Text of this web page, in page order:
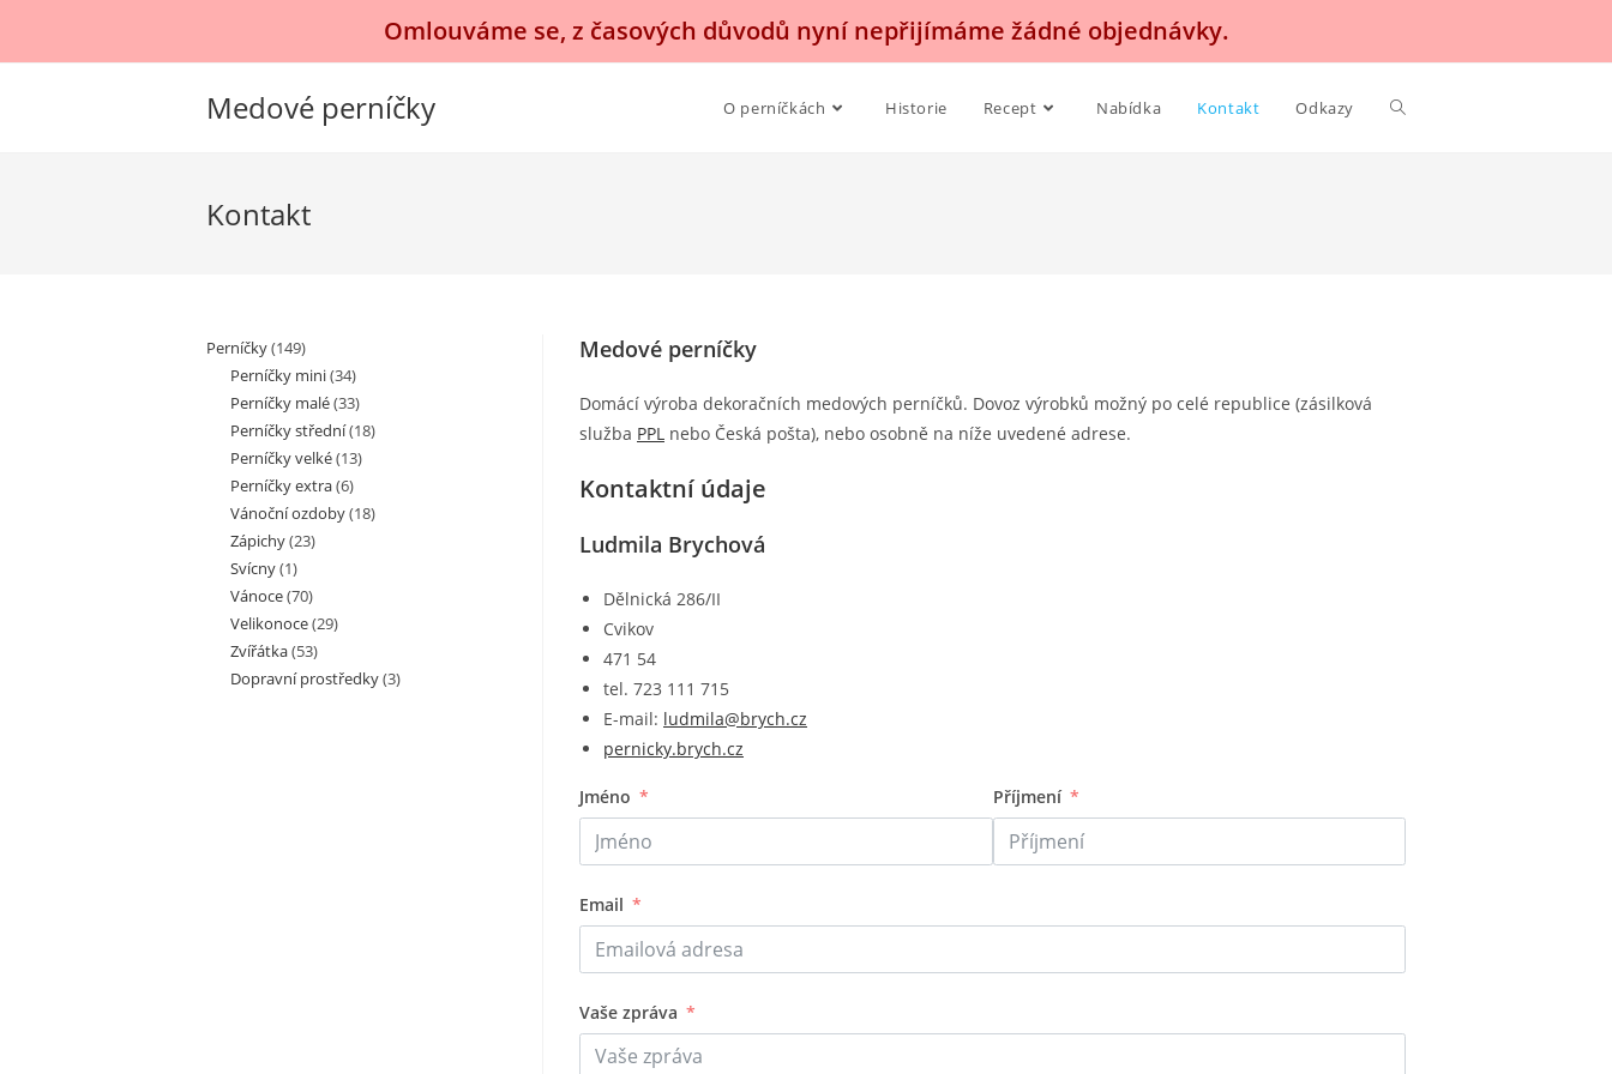
Omlouváme se, z časových důvodů nyní nepřijímáme žádné objednávky.
Medové perníčky O perníčkách Historie Recept Nabídka Kontakt Odkazy
Kontakt
Medové perníčky
Domácí výroba dekoračních medových perníčků. Dovoz výrobků možný po celé republice (zásilková
služba PPL nebo Česká pošta), nebo osobně na níže uvedené adrese.
Kontaktní údaje
Ludmila Brychová
Dělnická 286/II
Cvikov
471 54
tel. 723 111 715
E-mail: ludmila@brych.cz
pernicky.brych.cz
Jméno Příjmení
Email
Vaše zpráva
Perníčky(149)
Perníčky mini(34)
Perníčky malé(33)
Perníčky střední(18)
Perníčky velké(13)
Perníčky extra(6)
Vánoční ozdoby(18)
Zápichy(23)
Svícny(1)
Vánoce(70)
Velikonoce(29)
Zvířátka(53)
Dopravní prostředky(3)